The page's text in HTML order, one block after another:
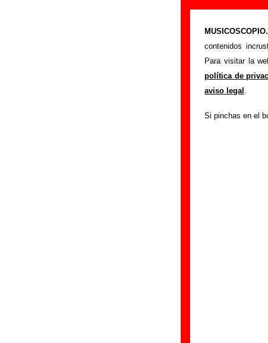
contenidos
Para visitar la
política de
aviso legal .
Si pinchas en el
“Susana (en
Portada >Golpes
Esta página
interpretada por
los autores,
ayudar a